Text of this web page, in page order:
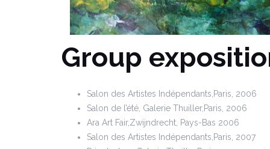
Group
Salon des Artistes Indépendants,Paris, 2006
Salon de l’été, Galerie Thuiller,Paris, 2006
Ara Art Fair,Zwijndrecht, Pays-Bas 2006
Salon des Artistes Indépendants,Paris, 2007